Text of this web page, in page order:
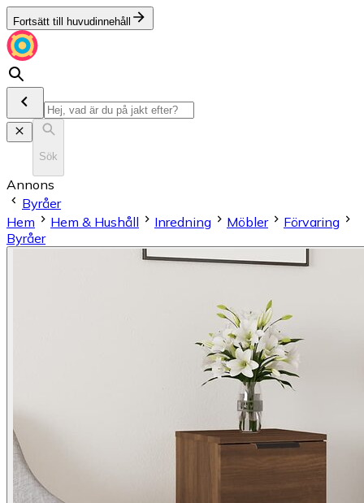
Fortsätt till huvudinnehåll
Sök
Annons
Byråer
Hem
Hem & Hushåll Inredning Möbler
Förvaring
Byråer